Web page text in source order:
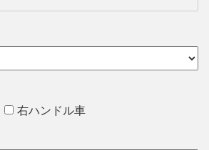
右ハンドル車